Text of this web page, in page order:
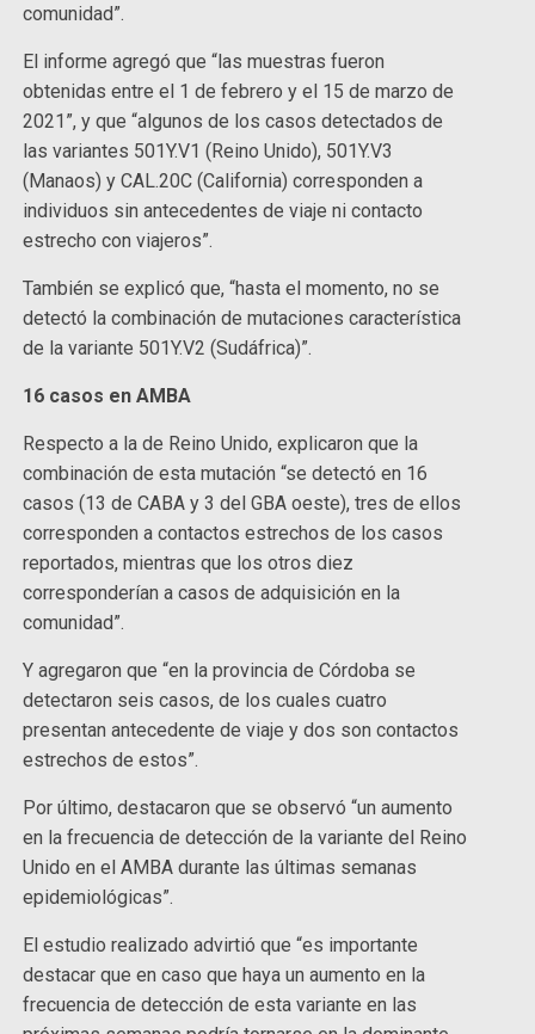
comunidad”.
El informe agregó que “las muestras fueron
obtenidas entre el 1 de febrero y el 15 de marzo de
2021”, y que “algunos de los casos detectados de
las variantes 501Y.V1 (Reino Unido), 501Y.V3
(Manaos) y CAL.20C (California) corresponden a
individuos sin antecedentes de viaje ni contacto
estrecho con viajeros”.
También se explicó que, “hasta el momento, no se
detectó la combinación de mutaciones característica
de la variante 501Y.V2 (Sudáfrica)”.
16 casos en AMBA
Respecto a la de Reino Unido, explicaron que la
combinación de esta mutación “se detectó en 16
casos (13 de CABA y 3 del GBA oeste), tres de ellos
corresponden a contactos estrechos de los casos
reportados, mientras que los otros diez
corresponderían a casos de adquisición en la
comunidad”.
Y agregaron que “en la provincia de Córdoba se
detectaron seis casos, de los cuales cuatro
presentan antecedente de viaje y dos son contactos
estrechos de estos”.
Por último, destacaron que se observó “un aumento
en la frecuencia de detección de la variante del Reino
Unido en el AMBA durante las últimas semanas
epidemiológicas”.
El estudio realizado advirtió que “es importante
destacar que en caso que haya un aumento en la
frecuencia de detección de esta variante en las